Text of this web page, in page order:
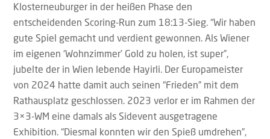
Klosterneuburger in der heißen Phase den
entscheidenden Scoring-Run zum 18:13-Sieg. “Wir haben
gute Spiel gemacht und verdient gewonnen. Als Wiener
im eigenen ‘Wohnzimmer’ Gold zu holen, ist super”,
jubelte der in Wien lebende Hayirli. Der Europameister
von 2024 hatte damit auch seinen “Frieden” mit dem
Rathausplatz geschlossen. 2023 verlor er im Rahmen der
3×3-WM eine damals als Sidevent ausgetragene
Exhibition. “Diesmal konnten wir den Spieß umdrehen”,